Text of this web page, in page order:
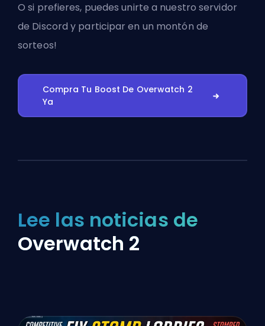
O si prefieres, puedesunirte a nuestro servidor
de Discord y participar en un montón de
sorteos!
Compra Tu Boost De Overwatch 2
Ya
Lee las noticias de
Overwatch 2